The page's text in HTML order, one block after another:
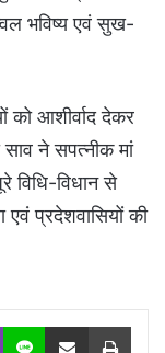
भविष्य एवं सुख-
को आशीर्वाद देकर
ने सपत्नीक मां
विधि-विधान से
एवं प्रदेशवासियों की
Viber Line Share via Email Print